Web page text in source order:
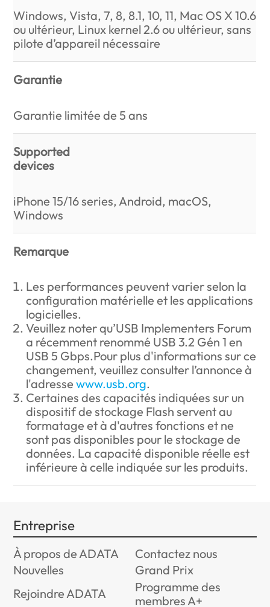
Windows, Vista, 7, 8, 8.1, 10, 11, Mac OS X 10.6
ou ultérieur, Linux kernel 2.6 ou ultérieur, sans
pilote d’appareil nécessaire
Garantie
Garantie limitée de 5 ans
Supported
devices
iPhone 15/16 series, Android, macOS,
Windows
Remarque
Les performances peuvent varier selon la
configuration matérielle et les applications
logicielles.
Veuillez noter qu’USB Implementers Forum
a récemment renommé USB 3.2 Gén 1 en
USB 5 Gbps.Pour plus d'informations sur ce
changement, veuillez consulter l’annonce à
l'adresse www.usb.org.
Certaines des capacités indiquées sur un
dispositif de stockage Flash servent au
formatage et à d'autres fonctions et ne
sont pas disponibles pour le stockage de
données. La capacité disponible réelle est
inférieure à celle indiquée sur les produits.
Entreprise
À propos de ADATA
Contactez nous
Nouvelles
Grand Prix
Rejoindre ADATA
Programme des
membres A+